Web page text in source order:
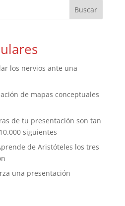
los nervios ante una
de mapas conceptuales
de tu presentación son tan
siguientes
de Aristóteles los tres
una presentación